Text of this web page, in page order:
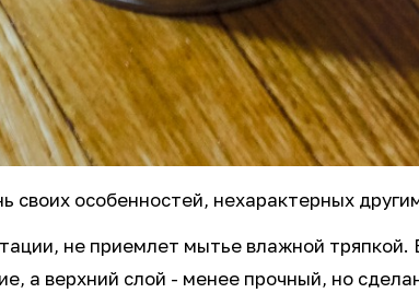
своих особенностей, нехарактерных
не приемлет мытье влажной тряпкой.
а верхний слой - менее прочный, но